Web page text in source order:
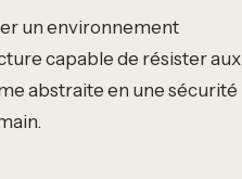
un environnement
capable de résister aux
abstraite en une sécurité